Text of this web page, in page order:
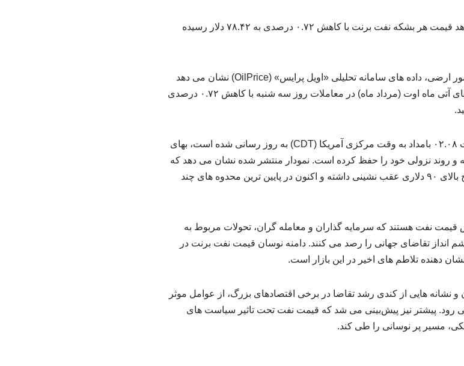
تازه‌ترین معاملات بازار جهانی نفت نشان می‌دهد قیمت هر بشکه نفت برنت با کاهش ۰.۷۲ درصدی به ۷۸.۴۲ دلار رسیده
به گزارش خبرگزاری علاقه مندان به حاج منصور ارضی، داده های سامانه تحلیلی «اویل پرایس» (OilPrice) نشان می دهد
که قیمت هر بشکه نفت خام برنت در قراردادهای آتی ماه اوت (مرداد ماه) در معاملات روز سه شنبه با کاهش ۰.۷۲ درصدی
مهر نوشت: بر اساس این گزارش که در ساعت ۰۲.۰۸ بامداد به وقت مرکزی آمریکا (CDT) به روز رسانی شده است، بهای
۷۸ دلاری قرار گرفته و روند نزولی خود را حفظ کرده است. نمودار منتشر شده نشان می دهد که
این فرآورده نفتی طی هفته های اخیر از سطوح بالای ۹۰ دلاری عقب نشینی داشته و اکنون در پایین ترین محدوه های چند
نفت هستند که سرمایه گذاران و معامله گران، تحولات مربوط به
انداز تقاضای جهانی را رصد می کنند. دامنه نوسان قیمت نفت برنت در
و نشانه هایی از کندی رشد تقاضا در برخی اقتصادهای بزرگ، از عوامل موثر
رود. پیشتر نیز پیش‌بینی می شد که قیمت نفت تحت تاثیر سیاست های
مسیر پر نوسانی را طی کند.